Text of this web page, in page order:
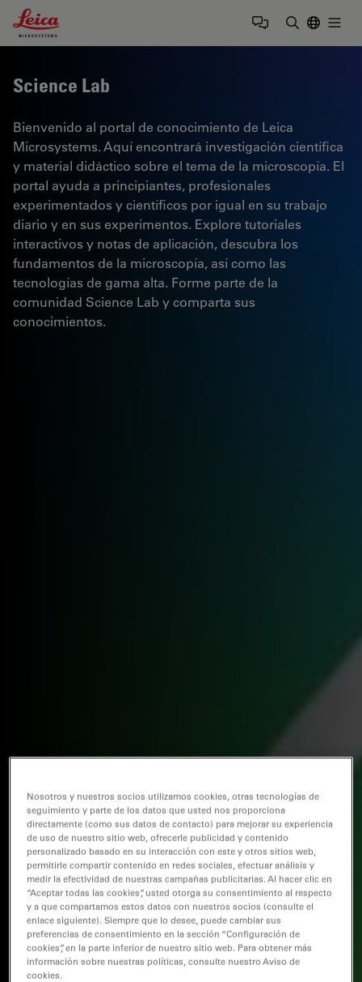
Leica Microsystems Logo
Science Lab
Bienvenido al portal de conocimiento de Leica
Microsystems. Aquí encontrará investigación científica
y material didáctico sobre el tema de la microscopía. El
portal ayuda a principiantes, profesionales
experimentados y científicos por igual en su trabajo
diario y en sus experimentos. Explore tutoriales
interactivos y notas de aplicación, descubra los
fundamentos de la microscopía, así como las
tecnologías de gama alta. Forme parte de la
comunidad Science Lab y comparta sus
conocimientos.
Nosotros y nuestros socios utilizamos cookies, otras tecnologías de
seguimiento y parte de los datos que usted nos proporciona
directamente (como sus datos de contacto) para mejorar su experiencia
de uso de nuestro sitio web, ofrecerle publicidad y contenido
personalizado basado en su interacción con este y otros sitios web,
permitirle compartir contenido en redes sociales, efectuar análisis y
medir la efectividad de nuestras campañas publicitarias. Al hacer clic en
“Aceptar todas las cookies”, usted otorga su consentimiento al respecto
y a que compartamos estos datos con nuestros socios (consulte el
enlace siguiente). Siempre que lo desee, puede cambiar sus
preferencias de consentimiento en la sección “Configuración de
cookies”, en la parte inferior de nuestro sitio web. Para obtener más
información sobre nuestras políticas, consulte nuestro Aviso de
cookies.